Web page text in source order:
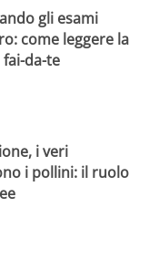
gli esami
come leggere la
fai-da-te
i veri
i pollini: il ruolo